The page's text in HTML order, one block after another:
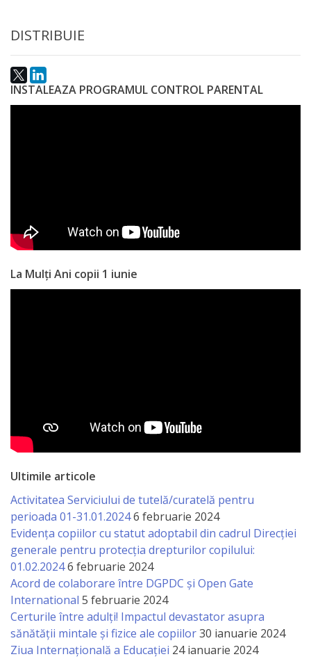
paginii
web
Contacte
DISTRIBUIE
INSTALEAZA PROGRAMUL CONTROL PARENTAL
La Mulți Ani copii 1 iunie
Ultimile articole
Activitatea Serviciului de tutelă/curatelă pentru
perioada 01-31.01.20246 februarie 2024
Evidența copiilor cu statut adoptabil din cadrul Direcției
generale pentru protecția drepturilor copilului:
01.02.20246 februarie 2024
Acord de colaborare între DGPDC și Open Gate
International 5 februarie 2024
Certurile între adulți! Impactul devastator asupra
sănătății mintale și fizice ale copiilor30 ianuarie 2024
Ziua Internațională a Educației 24 ianuarie 2024